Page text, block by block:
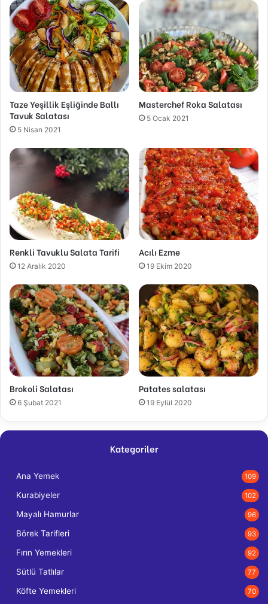
Taze Yeşillik Eşliğinde Ballı
Tavuk Salatası
5 Nisan 2021
Masterchef Roka Salatası
5 Ocak 2021
Renkli Tavuklu Salata Tarifi
12 Aralık 2020
Acılı Ezme
19 Ekim 2020
Brokoli Salatası
6 Şubat 2021
Patates salatası
19 Eylül 2020
Kategoriler
Ana Yemek 109
Kurabiyeler 102
Mayalı Hamurlar 96
Börek Tarifleri 93
Fırın Yemekleri 92
Sütlü Tatlılar 77
Köfte Yemekleri 70